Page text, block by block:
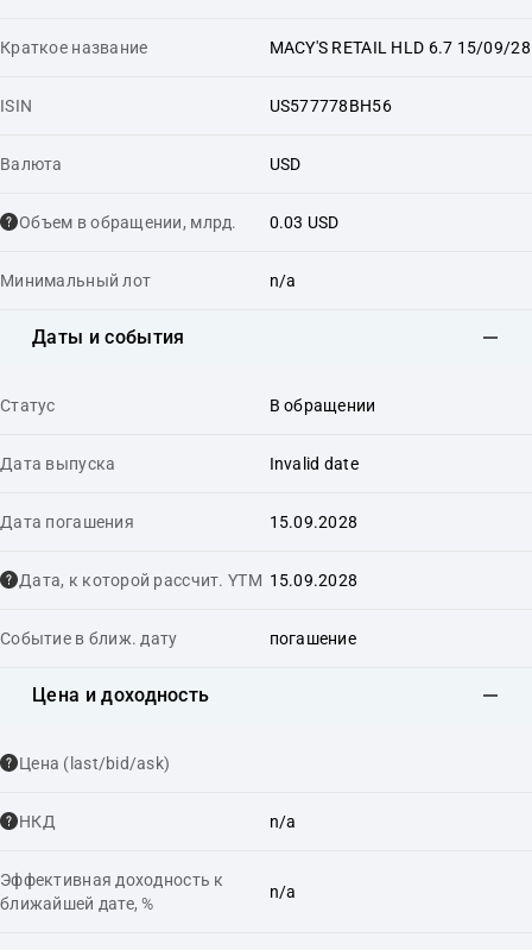
Краткое название MACY'S RETAIL HLD 6.7 15/09/28
ISIN US577778BH56
Валюта USD
Объем в обращении, млрд. 0.03 USD
Минимальный лот n/a
Даты и события
Статус В обращении
Дата выпуска Invalid date
Дата погашения 15.09.2028
Дата, к которой рассчит. YTM 15.09.2028
Событие в ближ. дату погашение
Цена и доходность
Цена (last/bid/ask)
НКД n/a
Эффективная доходность к
ближайшей дате, %
n/a